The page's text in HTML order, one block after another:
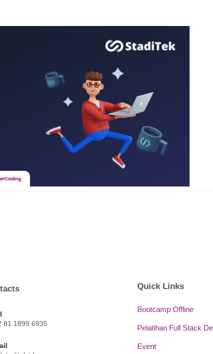
81 1899 6935
Quick Links
Bootcamp Offline
Pelatihan Full Stack
Event